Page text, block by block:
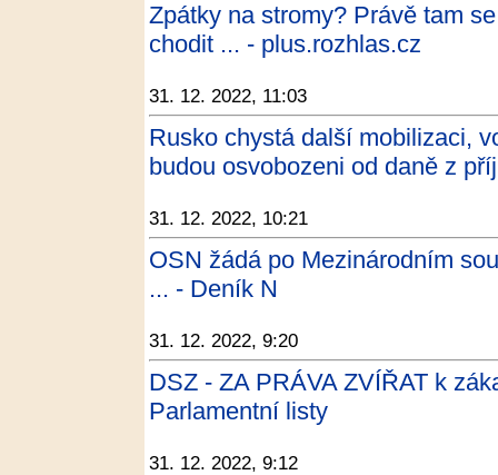
Zpátky na stromy? Právě tam
chodit ... - plus.rozhlas.cz
31. 12. 2022, 11:03
Rusko chystá další mobilizaci,
budou osvobozeni od daně z
31. 12. 2022, 10:21
OSN žádá po Mezinárodním
... - Deník N
31. 12. 2022, 9:20
DSZ - ZA PRÁVA ZVÍŘAT k
Parlamentní listy
31. 12. 2022, 9:12